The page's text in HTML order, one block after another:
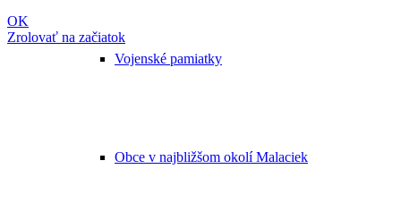
Vojenské pamiatky
Obce v najbližšom okolí Malaciek
OK
Zrolovať na začiatok